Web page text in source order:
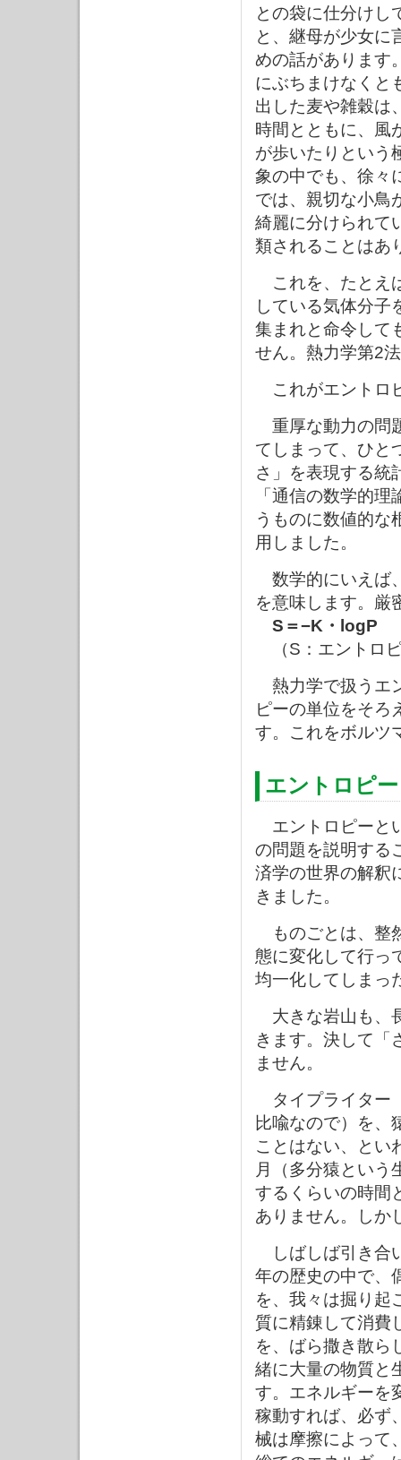
との袋に仕分けし
と、継母が少女に
めの話があります
にぶちまけなくと
出した麦や雑穀は
時間とともに、風
が歩いたりという
象の中でも、徐々
では、親切な小鳥
綺麗に分けられて
類されることはあ
これを、たとえ
している気体分子
集まれと命令して
せん。熱力学第2
これがエントロ
重厚な動力の問
てしまって、ひと
さ」を表現する統
「通信の数学的
うものに数値的な
用しました。
数学的にいえば
を意味します。厳
S＝−K・logP
（S：エントロ
熱力学で扱うエ
ピーの単位をそろ
す。これをボルツ
エントロピー
エントロピーと
の問題を説明する
済学の世界の解釈
きました。
ものごとは、整
態に変化して行っ
均一化してしまっ
大きな岩山も、
きます。決して「
ません。
タイプライター
比喩なので）を、
ことはない、とい
月（多分猿という
するくらいの時間
ありません。しか
しばしば引き合
年の歴史の中で、
を、我々は掘り起
質に精錬して消費
を、ばら撒き散ら
緒に大量の物質と
す。エネルギーを
稼動すれば、必ず
械は摩擦によって